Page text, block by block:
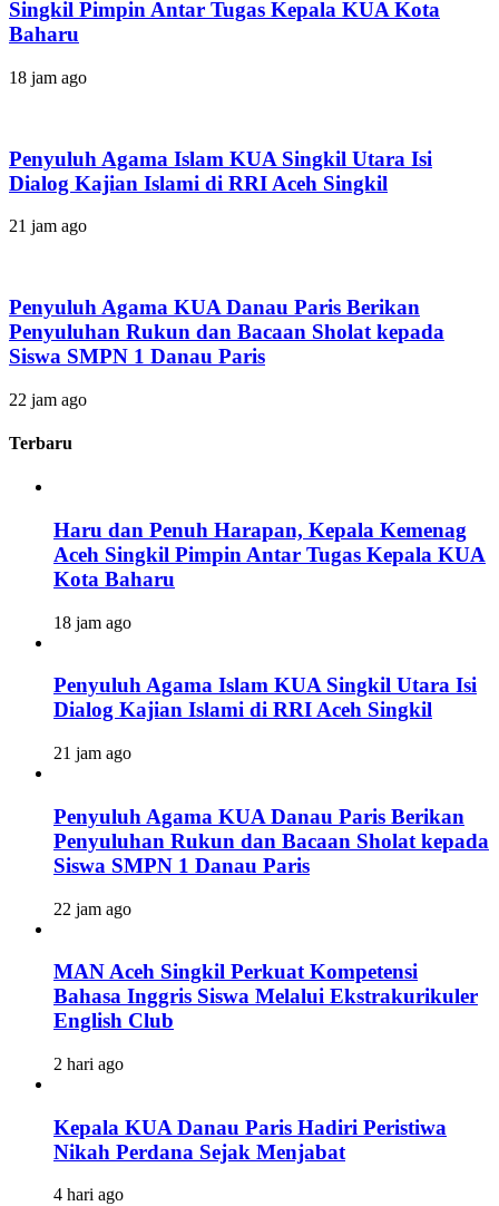
Singkil Pimpin Antar Tugas Kepala KUA Kota
Baharu
18 jam ago
Penyuluh Agama Islam KUA Singkil Utara Isi
Dialog Kajian Islami di RRI Aceh Singkil
21 jam ago
Penyuluh Agama KUA Danau Paris Berikan
Penyuluhan Rukun dan Bacaan Sholat kepada
Siswa SMPN 1 Danau Paris
22 jam ago
Terbaru
Haru dan Penuh Harapan, Kepala Kemenag
Aceh Singkil Pimpin Antar Tugas Kepala KUA
Kota Baharu
18 jam ago
Penyuluh Agama Islam KUA Singkil Utara Isi
Dialog Kajian Islami di RRI Aceh Singkil
21 jam ago
Penyuluh Agama KUA Danau Paris Berikan
Penyuluhan Rukun dan Bacaan Sholat kepada
Siswa SMPN 1 Danau Paris
22 jam ago
MAN Aceh Singkil Perkuat Kompetensi
Bahasa Inggris Siswa Melalui Ekstrakurikuler
English Club
2 hari ago
Kepala KUA Danau Paris Hadiri Peristiwa
Nikah Perdana Sejak Menjabat
4 hari ago